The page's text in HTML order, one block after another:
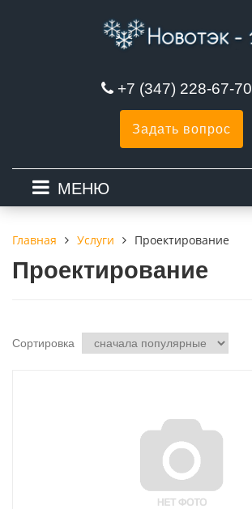
+7 (347) 228-67-70
Задать вопрос
МЕНЮ
Главная Услуги Проектирование
Проектирование
Сортировка